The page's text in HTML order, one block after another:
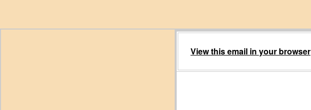
View this email in your browser